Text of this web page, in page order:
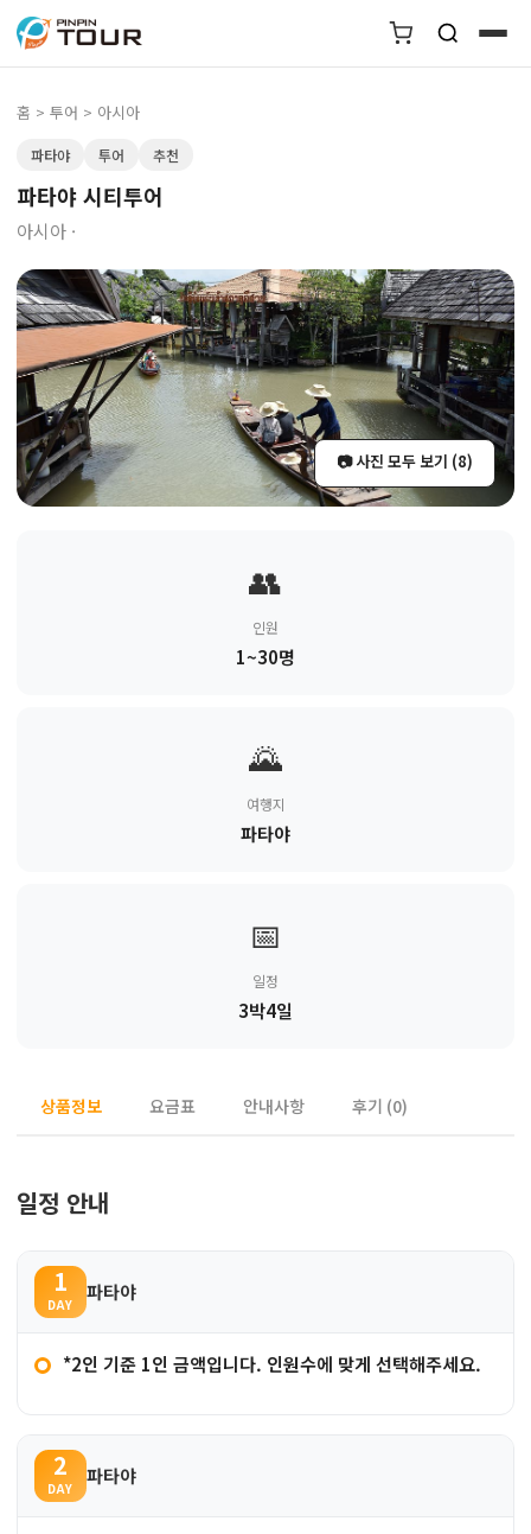
홈 > 투어 > 아시아
파타야 투어 추천
파타야 시티투어
아시아 ·
📷 사진 모두 보기 (8)
👥
인원
1~30명
🌄
여행지
파타야
📅
일정
3박4일
상품정보 요금표 안내사항 후기 (0)
일정 안내
1
DAY
파타야
*2인 기준 1인 금액입니다. 인원수에 맞게 선택해주세요.
2
DAY
파타야